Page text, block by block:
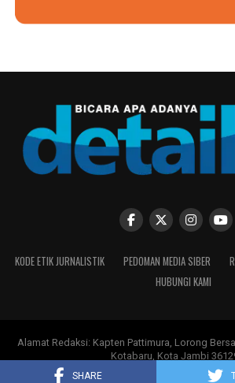
SHARE
titik awal sebuah perjalanan panjang
bukan hanya tentang mempersiapkan
menghadirkan manusia yang mampu
kehidupan orang lain. Dari aula pada
basket dan ruang kelas itu, sebuah
dimulai dengan perjalanan untuk
KODE ETIK JURNALISTIK PEDOMAN MEDIA SIBER
HUBUNGI KAMI
Alamat Redaksi: Kapten Pattimura, Lorong
Kotabaru, Kota Jambi
PT Moksha